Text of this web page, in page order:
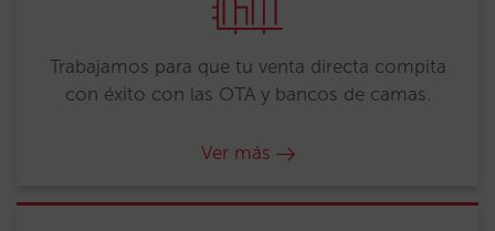
Trabajamos para que tu venta directa compita
con éxito con las OTA y bancos de camas.
Ver más